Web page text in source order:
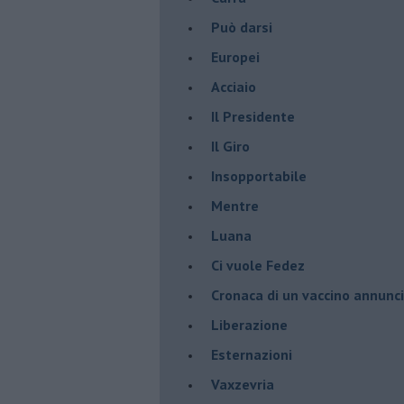
Può darsi
Europei
Acciaio
Il Presidente
​Il Giro
Insopportabile
​Mentre
Luana
​Ci vuole Fedez
​Cronaca di un vaccino
​Liberazione
Esternazioni
Vaxzevria